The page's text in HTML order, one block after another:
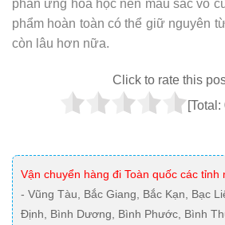
phản ứng hóa học nền màu sắc vô
phẩm hoàn toàn có thể giữ nguyên
còn lâu hơn nữa.
Click to rate this
[Total:
Vận chuyển hàng đi Toàn quốc các tỉnh
- Vũng Tàu, Bắc Giang, Bắc Kạn, Bạc
Định, Bình Dương, Bình Phước, Bình